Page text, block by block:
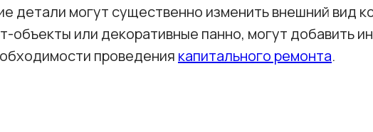
детали могут существенно изменить внешний вид
объекты или декоративные панно, могут добавить
проведения капитального ремонта.